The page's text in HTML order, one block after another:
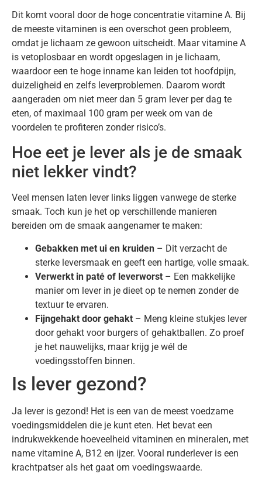
Dit komt vooral door de hoge concentratie vitamine A. Bij
de meeste vitaminen is een overschot geen probleem,
omdat je lichaam ze gewoon uitscheidt. Maar vitamine A
is vetoplosbaar en wordt opgeslagen in je lichaam,
waardoor een te hoge inname kan leiden tot hoofdpijn,
duizeligheid en zelfs leverproblemen. Daarom wordt
aangeraden om niet meer dan 5 gram lever per dag te
eten, of maximaal 100 gram per week om van de
voordelen te profiteren zonder risico’s.
Hoe eet je lever als je de smaak
niet lekker vindt?
Veel mensen laten lever links liggen vanwege de sterke
smaak. Toch kun je het op verschillende manieren
bereiden om de smaak aangenamer te maken:
Gebakken met ui en kruiden – Dit verzacht de
sterke leversmaak en geeft een hartige, volle smaak.
Verwerkt in paté of leverworst – Een makkelijke
manier om lever in je dieet op te nemen zonder de
textuur te ervaren.
Fijngehakt door gehakt – Meng kleine stukjes lever
door gehakt voor burgers of gehaktballen. Zo proef
je het nauwelijks, maar krijg je wél de
voedingsstoffen binnen.
Is lever gezond?
Ja lever is gezond! Het is een van de meest voedzame
voedingsmiddelen die je kunt eten. Het bevat een
indrukwekkende hoeveelheid vitaminen en mineralen, met
name vitamine A, B12 en ijzer. Vooral runderlever is een
krachtpatser als het gaat om voedingswaarde.